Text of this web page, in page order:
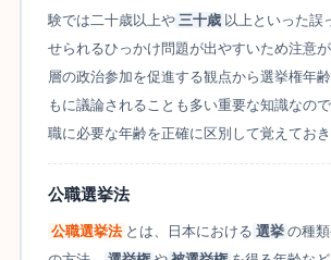
験では二十歳以上や 三十歳 以上といった誤
せられるひっかけ問題が出やすいため注意
層の政治参加を促進する観点から選挙権年
もに議論されることも多い重要な知識なの
職に必要な年齢を正確に区別して覚えておき
公職選挙法
公職選挙法 とは、日本における 選挙 の種